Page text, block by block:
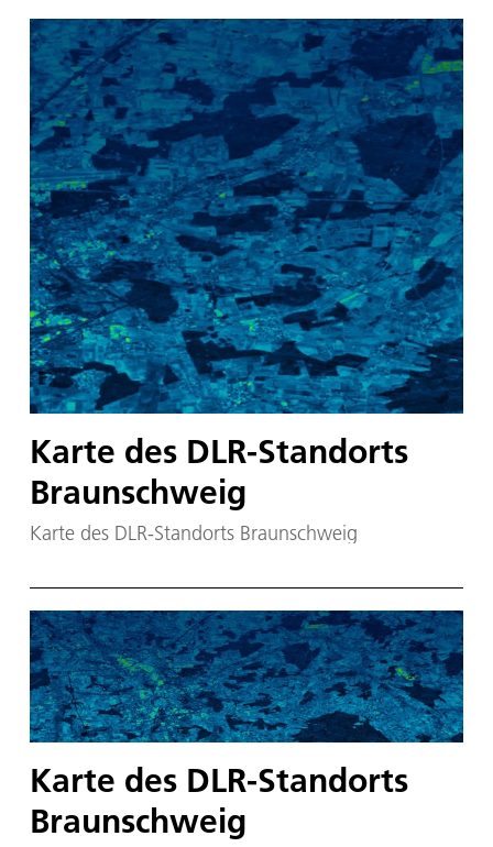
Karte des DLR-Standorts
Braunschweig
Karte des DLR-Standorts Braunschweig
Karte des DLR-Standorts
Braunschweig